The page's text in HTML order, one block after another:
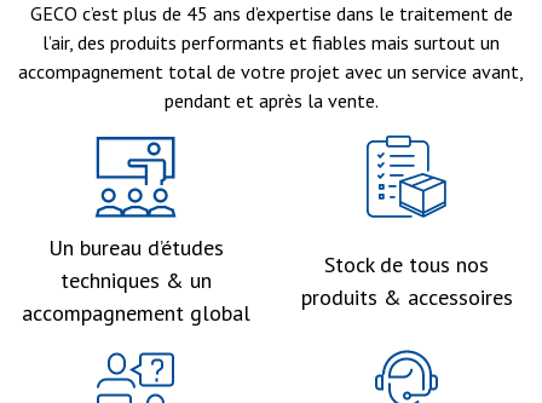
GECO c’est plus de 45 ans d’expertise dans le traitement de
l’air, des produits performants et fiables mais surtout un
accompagnement total de votre projet avec un service avant,
pendant et après la vente.
Un bureau d’études
techniques & un
accompagnement global
Stock de tous nos
produits & accessoires